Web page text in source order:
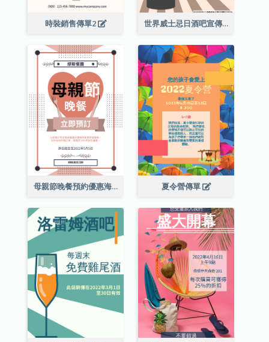
時裝銷售傳單2 世界威士忌日酒吧宣傳傳單
母親節晚餐預約優惠海報 夏令營傳單